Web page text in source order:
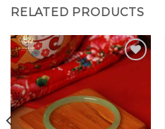
RELATED PRODUCTS